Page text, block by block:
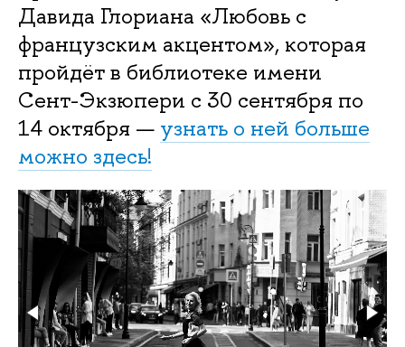
Давида Глориана «Любовь с
французским акцентом», которая
пройдёт в библиотеке имени
Сент-Экзюпери с 30 сентября по
14 октября — узнать о ней больше
можно здесь!